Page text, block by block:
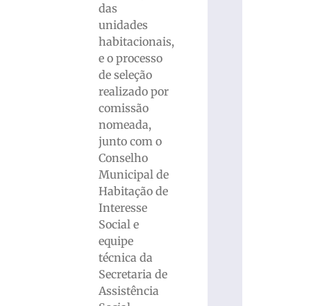
das
unidades
habitacionais,
e o processo
de seleção
realizado por
comissão
nomeada,
junto com o
Conselho
Municipal de
Habitação de
Interesse
Social e
equipe
técnica da
Secretaria de
Assistência